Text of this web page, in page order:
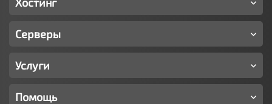
Серверы
Услуги
Помощь